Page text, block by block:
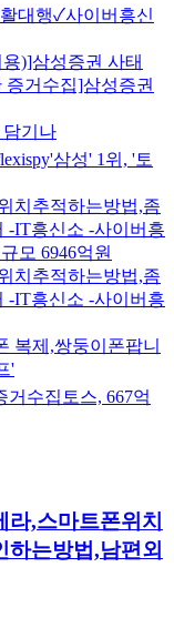
대행✓사이버흥신
)]삼성증권 사태
거수집]삼성증권
담기나
삼성' 1위, '토
치추적하는방법,좀
-IT흥신소 -사이버흥
모 6946억원
치추적하는방법,좀
-IT흥신소 -사이버흥
복제,쌍둥이폰팝니
'
수집토스, 667억
,스마트폰위치
하는방법,남편외